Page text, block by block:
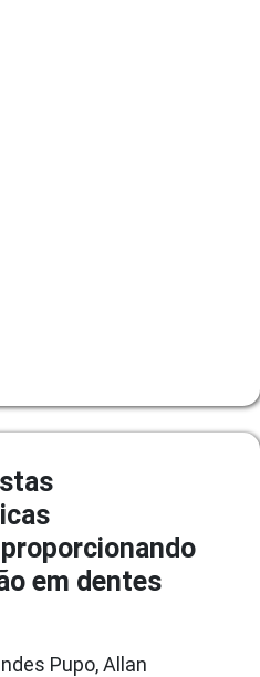
em dentes
Pupo, Allan